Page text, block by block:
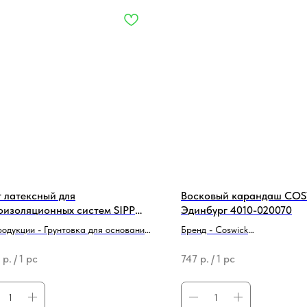
латексный для
систем SIPP
SBR LATEX 5кг- Грунтовка для оснований
р. /1 pc
Восковый карандаш
Эдинбург 4010-020070
Бренд - Coswick
реставрации/ремонта
747 р. /1 pc